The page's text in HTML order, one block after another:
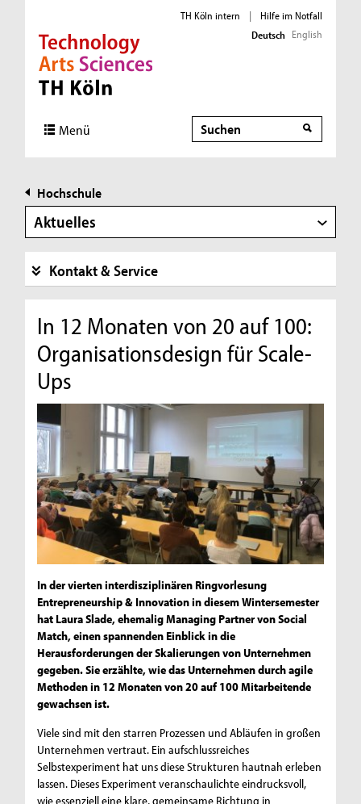
Direkt zur Hauptnavigation
Direkt zur Subnavigation
Direkt zum Inhalt
Direkt zum Fußbereich
TH Köln intern |
Hilfe im Notfall
Deutsch English
Menü Suche
Hochschule
Aktuelles
Kontakt & Service
In 12 Monaten von 20 auf 100:
Organisationsdesign für Scale-
Ups
In der vierten interdisziplinären Ringvorlesung
Entrepreneurship & Innovation in diesem Wintersemester
hat Laura Slade, ehemalig Managing Partner von Social
Match, einen spannenden Einblick in die
Herausforderungen der Skalierungen von Unternehmen
gegeben. Sie erzählte, wie das Unternehmen durch agile
Methoden in 12 Monaten von 20 auf 100 Mitarbeitende
gewachsen ist.
Viele sind mit den starren Prozessen und Abläufen in großen
Unternehmen vertraut. Ein aufschlussreiches
Selbstexperiment hat uns diese Strukturen hautnah erleben
lassen. Dieses Experiment veranschaulichte eindrucksvoll,
wie essenziell eine klare, gemeinsame Richtung in